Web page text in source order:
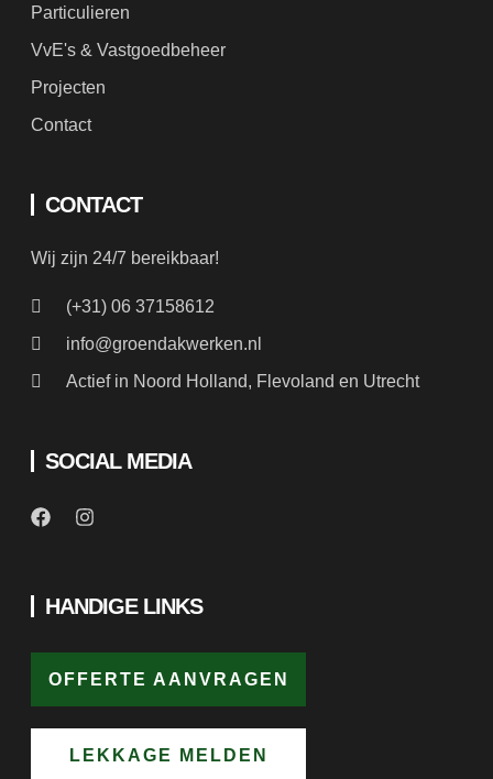
Particulieren
VvE's & Vastgoedbeheer
Projecten
Contact
CONTACT
Wij zijn 24/7 bereikbaar!
(+31) 06 37158612
info@groendakwerken.nl
Actief in Noord Holland, Flevoland en Utrecht
SOCIAL MEDIA
HANDIGE LINKS
OFFERTE AANVRAGEN
LEKKAGE MELDEN